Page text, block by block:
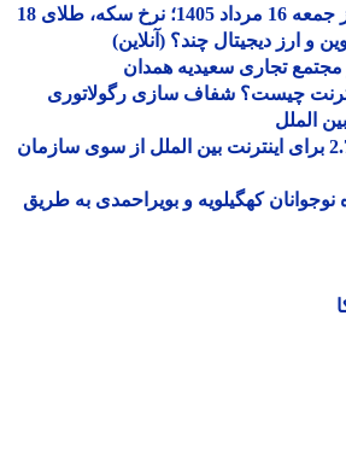
قیمت طلا و دلار امروز جمعه 16 مرداد 1405؛ نرخ سکه، طلای 18
ارز دیجیتال چند؟ (آنلاین)
تجاری سعیدیه همدان
2.7 اینترنت چیست؟ شفاف سازی رگولاتوری
اعمال ضریب 2.7 برای اینترنت بین الملل از سوی سازمان
200 نفره نوجوانان کهگیلویه و بویراحمدی به طریق